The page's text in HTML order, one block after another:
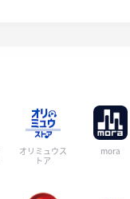
オリミュウス
トア
mora